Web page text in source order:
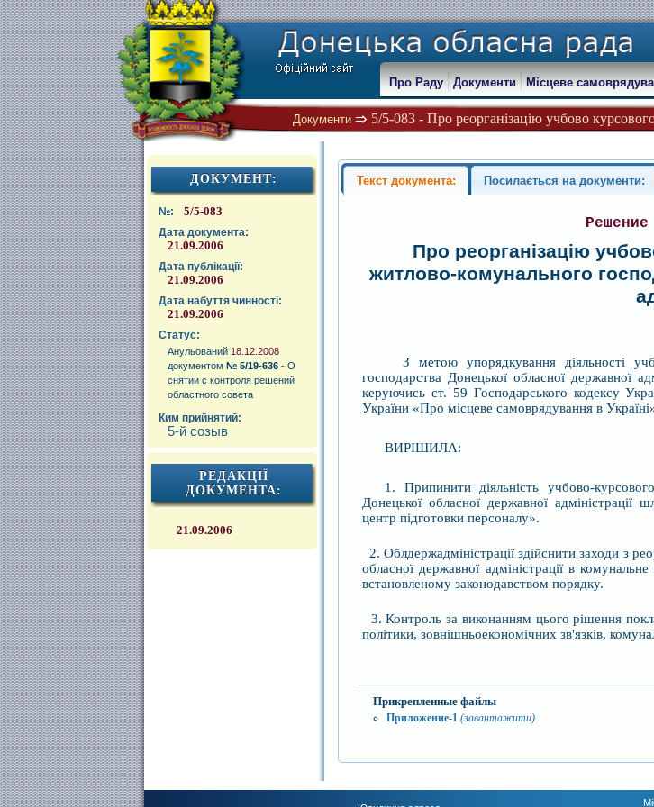
Документи 5/5-083 - Про реорганізацію учбово
Про Раду Документи Місцеве
ДОКУМЕНТ:
№: 5/5-083
Дата документа:
21.09.2006
Дата публікації:
21.09.2006
Дата набуття чинності:
21.09.2006
Статус:
Анульований 18.12.2008
документом № 5/19-636 - О
снятии с контроля решений
областного совета
Ким прийнятий:
5-й созыв
РЕДАКЦІЇ
ДОКУМЕНТА:
21.09.2006
Текст документа: Посилається на документи:
Про реорганізацію
житлово-комунального
З метою упорядкування діяльності
господарства Донецької обласної державної
керуючись ст. 59 Господарського кодексу
України «Про місцеве самоврядування в
ВИРІШИЛА:
1. Припинити діяльність учбово-
Донецької обласної державної
центр підготовки персоналу».
2. Облдержадміністрації здійснити заходи з
обласної державної адміністрації в
встановленому законодавством порядку.
3. Контроль за виконанням цього рішення
політики, зовнішньоекономічних зв'язків,
Прикрепленные файлы
Приложение-1 (завантажити)